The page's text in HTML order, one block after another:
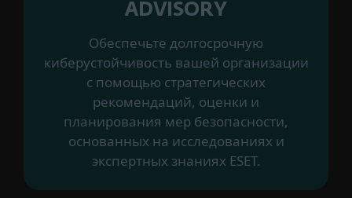
ADVISORY
Обеспечьте долгосрочную
киберустойчивость вашей организации
с помощью стратегических
рекомендаций, оценки и
планирования мер безопасности,
основанных на исследованиях и
экспертных знаниях ESET.